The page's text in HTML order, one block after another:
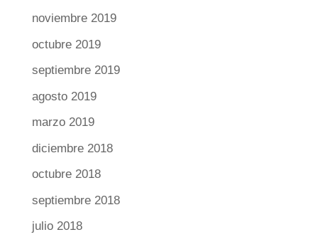
noviembre 2019
octubre 2019
septiembre 2019
agosto 2019
marzo 2019
diciembre 2018
octubre 2018
septiembre 2018
julio 2018